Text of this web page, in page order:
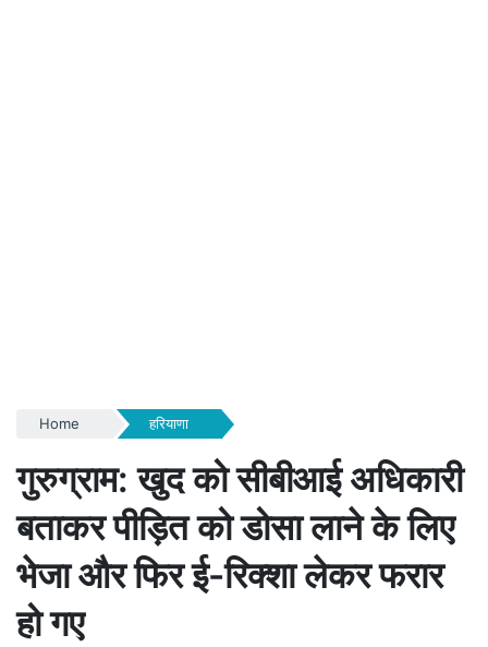
Home हरियाणा
गुरुग्राम: खुद को सीबीआई अधिकारी
बताकर पीड़ित को डोसा लाने के लिए
भेजा और फिर ई-रिक्शा लेकर फरार
हो गए